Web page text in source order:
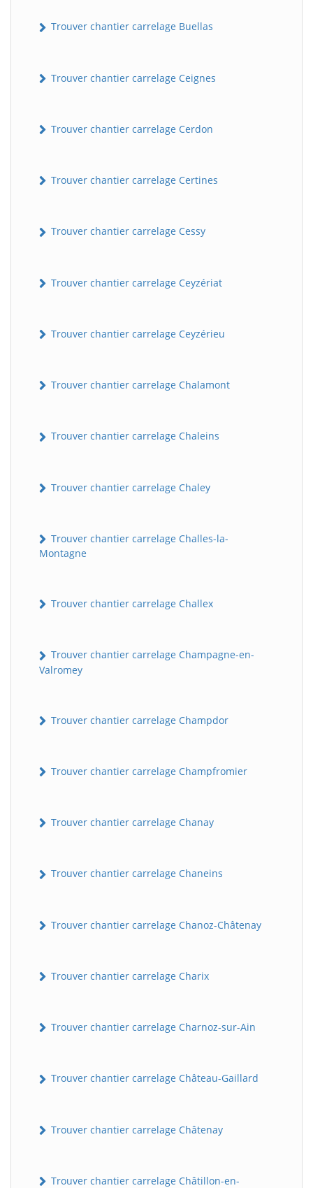
Trouver chantier carrelage Buellas
Trouver chantier carrelage Ceignes
Trouver chantier carrelage Cerdon
Trouver chantier carrelage Certines
Trouver chantier carrelage Cessy
Trouver chantier carrelage Ceyzériat
Trouver chantier carrelage Ceyzérieu
Trouver chantier carrelage Chalamont
Trouver chantier carrelage Chaleins
Trouver chantier carrelage Chaley
Trouver chantier carrelage Challes-la-
Montagne
Trouver chantier carrelage Challex
Trouver chantier carrelage Champagne-en-
Valromey
Trouver chantier carrelage Champdor
Trouver chantier carrelage Champfromier
Trouver chantier carrelage Chanay
Trouver chantier carrelage Chaneins
Trouver chantier carrelage Chanoz-Châtenay
Trouver chantier carrelage Charix
Trouver chantier carrelage Charnoz-sur-Ain
Trouver chantier carrelage Château-Gaillard
Trouver chantier carrelage Châtenay
Trouver chantier carrelage Châtillon-en-